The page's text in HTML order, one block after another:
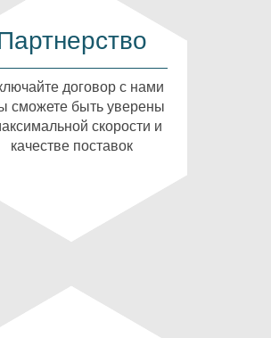
договор с нами
сможете быть уверены
скорости и
качестве поставок